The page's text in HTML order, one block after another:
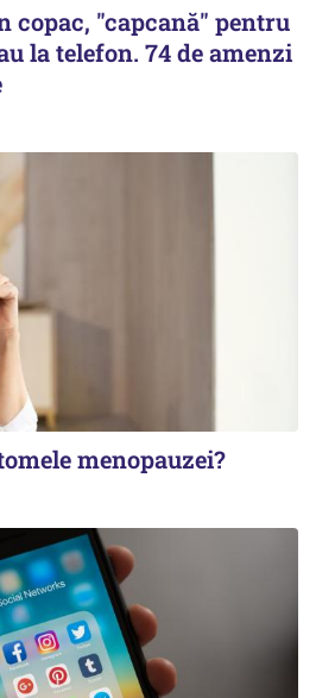
copac, "capcană" pentru
la telefon. 74 de amenzi
menopauzei?